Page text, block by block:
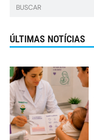
ÚLTIMAS NOTÍCIAS